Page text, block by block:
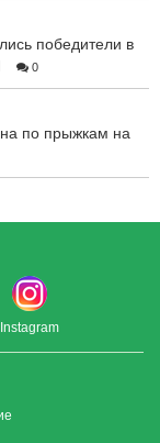
победители в
0
по прыжкам на
Instagram